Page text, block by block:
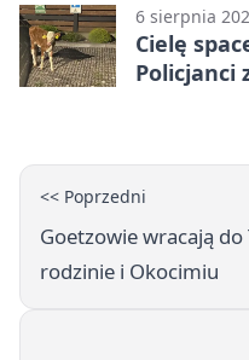
6 sierpnia
Cielę
Policjanci
<< Poprzedni
Goetzowie wracają
rodzinie i Okocimiu